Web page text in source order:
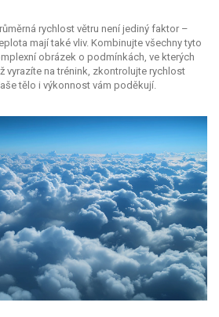
rychlost větru není jediný faktor –
mají také vliv. Kombinujte všechny tyto
obrázek o podmínkách, ve kterých
vyrazíte na trénink, zkontrolujte rychlost
tělo i výkonnost vám poděkují.